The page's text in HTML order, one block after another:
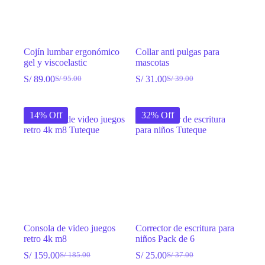
Cojín lumbar ergonómico
gel y viscoelastic
S/95.00
El
era:
S/ 95.00.
S/89.00El
es:
S/ 89.00.
Collar anti pulgas para
mascotas
S/39.00
El
era:
S/ 39.00.
S/31.00El
es:
S/ 31.00.
14% Off
Consola de video juegos
retro 4k m8
S/185.00
El
S/159.00El
32% Off
Corrector de escritura para
niños Pack de 6
S/37.00
El
S/25.00El